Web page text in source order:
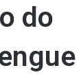
do